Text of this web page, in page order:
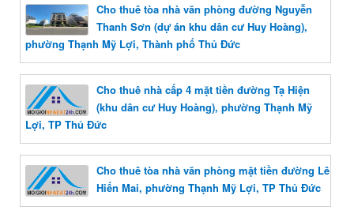
Cho thuê tòa nhà văn phòng đường Nguyễn
Thanh Sơn (dự án khu dân cư Huy Hoàng),
phường Thạnh Mỹ Lợi, Thành phố Thủ Đức
Cho thuê nhà cấp 4 mặt tiền đường Tạ Hiện
(khu dân cư Huy Hoàng), phường Thạnh Mỹ
Lợi, TP Thủ Đức
Cho thuê tòa nhà văn phòng mặt tiền đường Lê
Hiến Mai, phường Thạnh Mỹ Lợi, TP Thủ Đức